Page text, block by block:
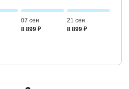
07 сен
8 899 ₽
21 сен
8 899 ₽